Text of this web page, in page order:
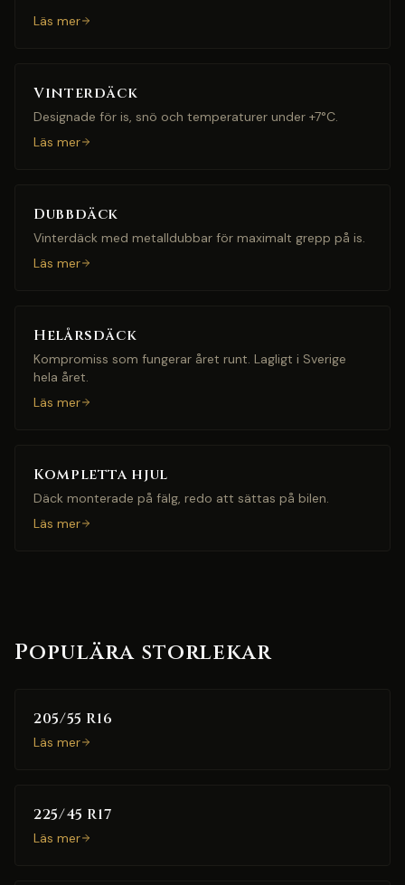
Läs mer
Vinterdäck
Designade för is, snö och temperaturer under +7°C.
Läs mer
Dubbdäck
Vinterdäck med metalldubbar för maximalt grepp på is.
Läs mer
Helårsdäck
Kompromiss som fungerar året runt. Lagligt i Sverige
hela året.
Läs mer
Kompletta hjul
Däck monterade på fälg, redo att sättas på bilen.
Läs mer
Populära storlekar
205/55 R16
Läs mer
225/45 R17
Läs mer